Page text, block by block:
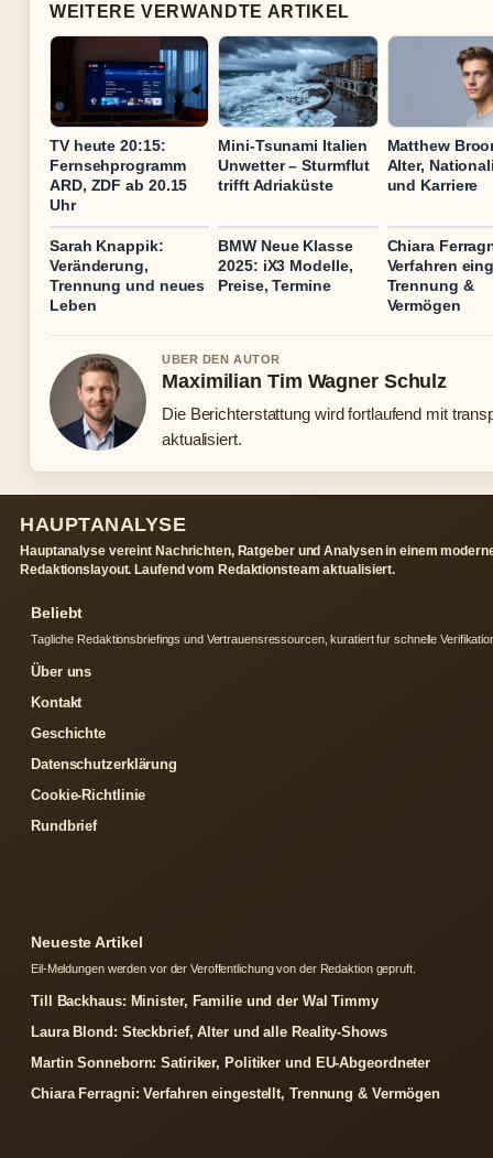
WEITERE VERWANDTE ARTIKEL
TV heute 20:15:
Fernsehprogramm
ARD, ZDF ab 20.15
Uhr
Mini-Tsunami Italien
Unwetter – Sturmflut
trifft Adriaküste
Matthew
Alter,
und Karriere
Sarah Knappik:
Veränderung,
Trennung und neues
Leben
BMW Neue Klasse
2025: iX3 Modelle,
Preise, Termine
Chiara
Verfahren
Trennung &
Vermögen
UBER DEN AUTOR
Maximilian Tim Wagner Schulz
Die Berichterstattung wird fortlaufend mit
aktualisiert.
HAUPTANALYSE
Hauptanalyse vereint Nachrichten, Ratgeber und Analysen in einem
Redaktionslayout. Laufend vom Redaktionsteam aktualisiert.
Beliebt
Tagliche Redaktionsbriefings und Vertrauensressourcen, kuratiert fur schnelle
Über uns
Kontakt
Geschichte
Datenschutzerklärung
Cookie-Richtlinie
Rundbrief
Neueste Artikel
Eil-Meldungen werden vor der Veroffentlichung von der Redaktion gepruft.
Till Backhaus: Minister, Familie und der Wal Timmy
Laura Blond: Steckbrief, Alter und alle Reality-Shows
Martin Sonneborn: Satiriker, Politiker und EU-Abgeordneter
Chiara Ferragni: Verfahren eingestellt, Trennung & Vermögen